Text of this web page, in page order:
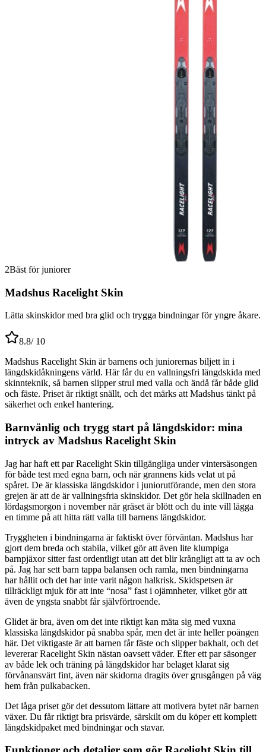
2Bäst för juniorer
Madshus Racelight Skin
Lätta skinskidor med bra glid och trygga bindningar för yngre åkare.
8.8/ 10
Madshus Racelight Skin är barnens och juniorernas biljett in i
längdskidåkningens värld. Här får du en vallningsfri längdskida med
skinnteknik, så barnen slipper strul med valla och ändå får både glid
och fäste. Priset är riktigt snällt, och det märks att Madshus tänkt på
säkerhet och enkel hantering.
Barnvänlig och trygg start på längdskidor: mina
intryck av Madshus Racelight Skin
Jag har haft ett par Racelight Skin tillgängliga under vintersäsongen
för både test med egna barn, och när grannens kids velat ut på
spåret. De är klassiska längdskidor i juniorutförande, men den stora
grejen är att de är vallningsfria skinskidor. Det gör hela skillnaden en
lördagsmorgon i november när gräset är blött och du inte vill lägga
en timme på att hitta rätt valla till barnens längdskidor.
Tryggheten i bindningarna är faktiskt över förväntan. Madshus har
gjort dem breda och stabila, vilket gör att även lite klumpiga
barnpjäxor sitter fast ordentligt utan att det blir krångligt att ta av och
på. Jag har sett barn tappa balansen och ramla, men bindningarna
har hållit och det har inte varit någon halkrisk. Skidspetsen är
tillräckligt mjuk för att inte “nosa” fast i ojämnheter, vilket gör att
även de yngsta snabbt får självförtroende.
Glidet är bra, även om det inte riktigt kan mäta sig med vuxna
klassiska längdskidor på snabba spår, men det är inte heller poängen
här. Det viktigaste är att barnen får fäste och slipper bakhalt, och det
levererar Racelight Skin nästan oavsett väder. Efter ett par säsonger
av både lek och träning på längdskidor har belaget klarat sig
förvånansvärt fint, även när skidorna dragits över grusgången på väg
hem från pulkabacken.
Det låga priset gör det dessutom lättare att motivera bytet när barnen
växer. Du får riktigt bra prisvärde, särskilt om du köper ett komplett
längdskidpaket med bindningar och stavar.